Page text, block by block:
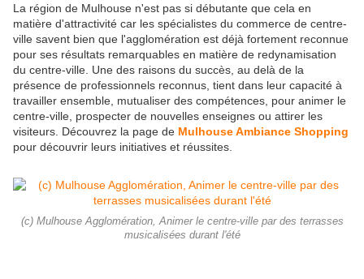
La région de Mulhouse n'est pas si débutante que cela en
matière d'attractivité car les spécialistes du commerce de centre-
ville savent bien que l'agglomération est déjà fortement reconnue
pour ses résultats remarquables en matière de redynamisation
du centre-ville. Une des raisons du succès, au delà de la
présence de professionnels reconnus, tient dans leur capacité à
travailler ensemble, mutualiser des compétences, pour animer le
centre-ville, prospecter de nouvelles enseignes ou attirer les
visiteurs. Découvrez la page de Mulhouse Ambiance Shopping
pour découvrir leurs initiatives et réussites.
(c) Mulhouse Agglomération, Animer le centre-ville par des terrasses
musicalisées durant l'été